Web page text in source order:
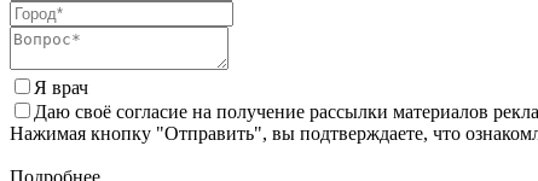
Я врач
Даю своё согласие на получение рассылки материалов
Нажимая кнопку "Отправить", вы подтверждаете, что